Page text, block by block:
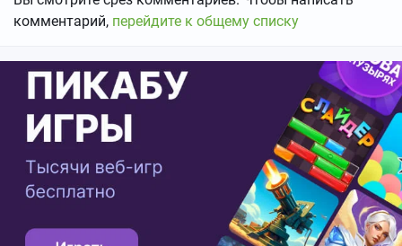
комментарий, перейдите к общему списку